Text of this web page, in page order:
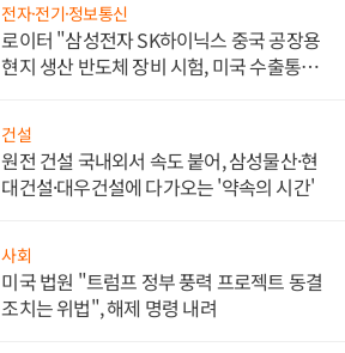
전자·전기·정보통신
로이터 "삼성전자 SK하이닉스 중국 공장용
현지 생산 반도체 장비 시험, 미국 수출통제
건설
원전 건설 국내외서 속도 붙어, 삼성물산·현
대건설·대우건설에 다가오는 '약속의 시간'
사회
미국 법원 "트럼프 정부 풍력 프로젝트 동결
조치는 위법", 해제 명령 내려